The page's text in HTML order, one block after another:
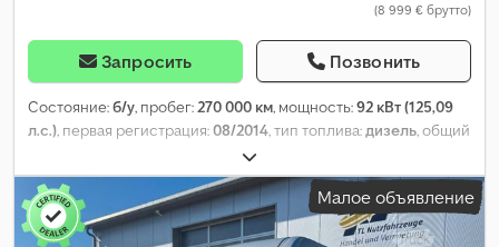
(8 999 € брутто)
Запросить Позвонить
Состояние:б/у, пробег:270 000 км, мощность:92 кВт (125,09
л.с.), первая регистрация:08/2014, тип топлива:дизель, общий
, следующая проверка (TÜV):
тип передачи:механический, класс выбросов:Евро 5,
количество мест:3, Год выпуска:2014 , Оборудование:ABS,
сажевый фильтр, центральный замок,
Малое объявление